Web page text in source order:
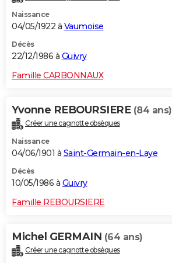
Naissance
04/05/1922 à Vaumoise
Décès
22/12/1986 à Guivry
Famille CARBONNAUX
Yvonne REBOURSIERE (84 ans)
Créer une cagnotte obsèques
Naissance
04/06/1901 à Saint-Germain-en-Laye
Décès
10/05/1986 à Guivry
Famille REBOURSIERE
Michel GERMAIN (64 ans)
Créer une cagnotte obsèques